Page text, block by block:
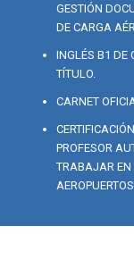
GESTIÓN
DE CARGA
INGLÉS B1 DE
TÍTULO.
CARNET
PROFESOR
TRABAJAR EN
AEROPUERTOS.